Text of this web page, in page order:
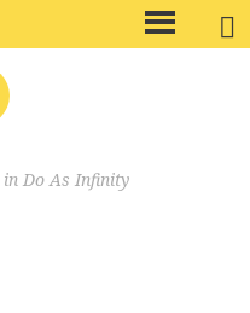
メ
イ
in Do As Infinity